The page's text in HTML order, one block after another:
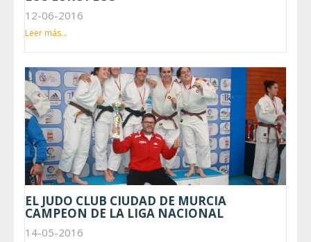
12-06-2016
Leer más...
EL JUDO CLUB CIUDAD DE MURCIA
CAMPEON DE LA LIGA NACIONAL
14-05-2016